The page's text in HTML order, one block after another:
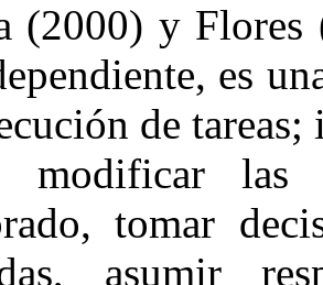
(2000) y
es
de
modificar
tomar
asumir